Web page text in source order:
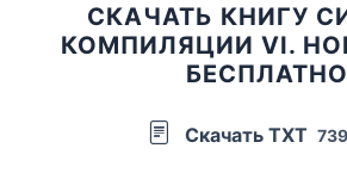
СКАЧАТЬ КНИГУ
КОМПИЛЯЦИИ VI.
БЕСПЛАТНО
Скачать TXT